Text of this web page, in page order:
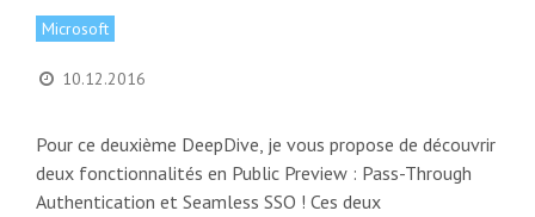
Microsoft
10.12.2016
Pour ce deuxième DeepDive, je vous propose de découvrir
deux fonctionnalités en Public Preview : Pass-Through
Authentication et Seamless SSO ! Ces deux